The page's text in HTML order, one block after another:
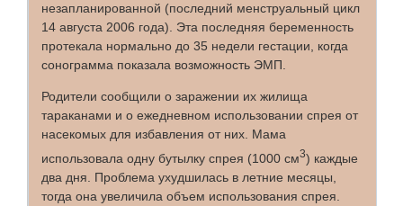
незапланированной (последний менструальный цикл
14 августа 2006 года). Эта последняя беременность
протекала нормально до 35 недели гестации, когда
сонограмма показала возможность ЭМП.
Родители сообщили о заражении их жилища
тараканами и о ежедневном использовании спрея от
насекомых для избавления от них. Мама
использовала одну бутылку спрея (1000 см3) каждые
два дня. Проблема ухудшилась в летние месяцы,
тогда она увеличила объем использования спрея.